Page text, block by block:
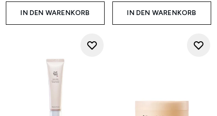
IN DEN WARENKORB IN DEN WARENKORB